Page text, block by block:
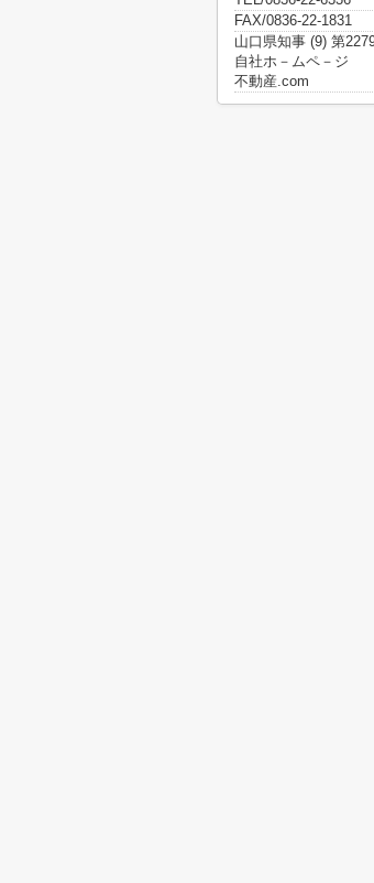
FAX/0836-22-1831
山口県知事 (9) 第
自社ホ－ムペ－ジ
不動産.com